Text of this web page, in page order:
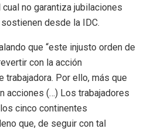
no garantiza jubilaciones
desde la IDC.
que “este injusto orden de
con la acción
trabajadora. Por ello, más que
acciones (…) Los trabajadores
cinco continentes
que, de seguir con tal